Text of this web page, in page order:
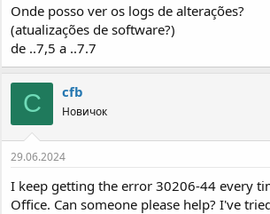
Onde posso ver os logs de alterações?
(atualizações de software?)
de ..7,5 a ..7.7
C cfb
Новичок
29.06.2024
I keep getting the error 30206-44 every
Office. Can someone please help? I've